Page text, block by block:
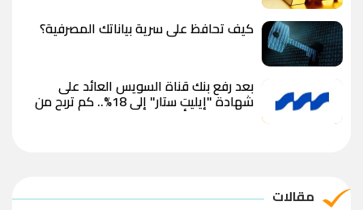
كيف تحافظ على سرية بياناتك المصرفية؟
بعد رفع بنك قناة السويس العائد على
شهادة "إيليت ستار" إلى 18%.. كم تربح من
استثمار 100 ألف جنيه؟
مقالات